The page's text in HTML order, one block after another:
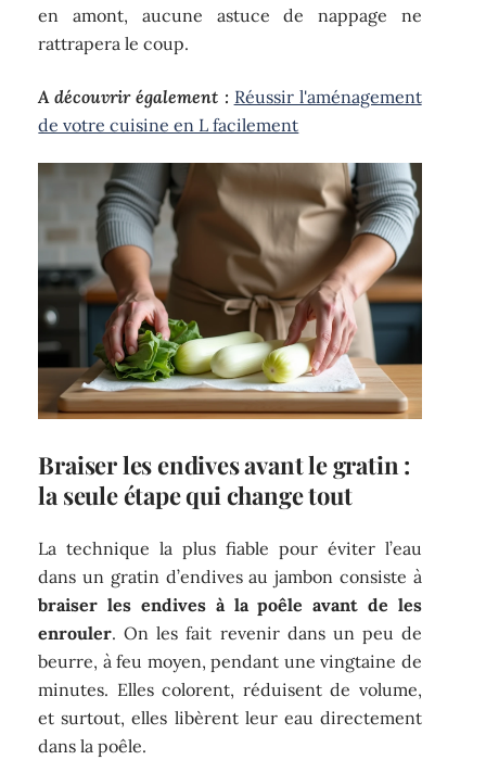
en amont, aucune astuce de nappage ne
rattrapera le coup.
A découvrir également : Réussir l'aménagement
de votre cuisine en L facilement
Braiser les endives avant le gratin :
la seule étape qui change tout
La technique la plus fiable pour éviter l’eau
dans un gratin d’endives au jambon consiste à
braiser les endives à la poêle avant de les
enrouler. On les fait revenir dans un peu de
beurre, à feu moyen, pendant une vingtaine de
minutes. Elles colorent, réduisent de volume,
et surtout, elles libèrent leur eau directement
dans la poêle.